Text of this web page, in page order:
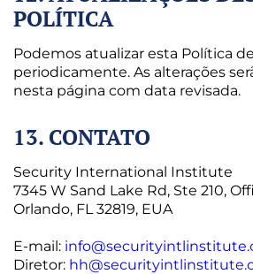
POLÍTICA
Podemos atualizar esta Política
periodicamente. As alterações
nesta página com data revisada.
13. CONTATO
Security International Institute
7345 W Sand Lake Rd, Ste 210,
Orlando, FL 32819, EUA
E-mail:
Diretor: